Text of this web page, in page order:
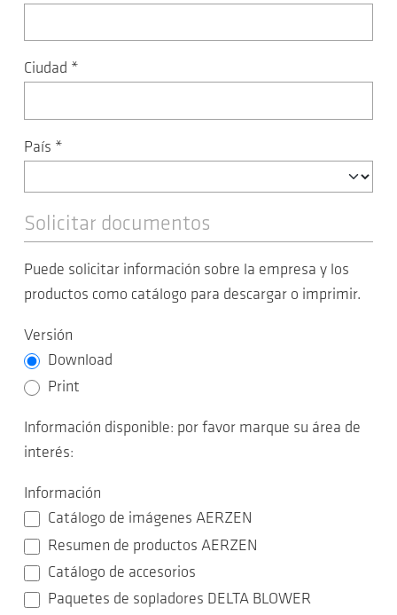
Ciudad *
País *
Solicitar documentos
Puede solicitar información sobre la empresa y los
productos como catálogo para descargar o imprimir.
Versión
Download
Print
Información disponible: por favor marque su área de
interés:
Información
Catálogo de imágenes AERZEN
Resumen de productos AERZEN
Catálogo de accesorios
Paquetes de sopladores DELTA BLOWER